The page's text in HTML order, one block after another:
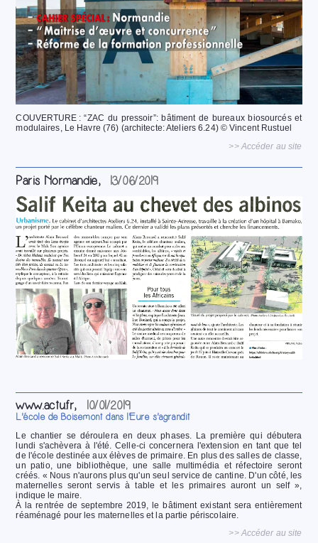
COUVERTURE : “ZAC du pressoir”: bâtiment de bureaux biosourcés et
modulaires, Le Havre (76) (architecte: Ateliers 6.24) © Vincent Rustuel
>> Accéder au site
Paris Normandie, 13/06/2019
www.actu.fr, 10/01/2019
L'école de Boisemont dans l'Eure s'agrandit
Le chantier se déroulera en deux phases. La première qui débutera
lundi s'achèvera à l'été. Celle-ci concernera l'extension en tant que tel
de l'école destinée aux élèves de primaire. En plus des salles de classe,
un patio, une bibliothèque, une salle multimédia et réfectoire seront
créés. « Nous n'aurons plus qu'un seul service de cantine. D'un côté, les
maternelles seront servis à table et les primaires auront un self »,
indique le maire.
À la rentrée de septembre 2019, le bâtiment existant sera entièrement
réaménagé pour les maternelles et la partie périscolaire.
>> Accéder au site